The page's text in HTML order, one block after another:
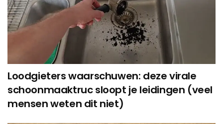
Loodgieters waarschuwen: deze virale
schoonmaaktruc sloopt je leidingen (veel
mensen weten dit niet)